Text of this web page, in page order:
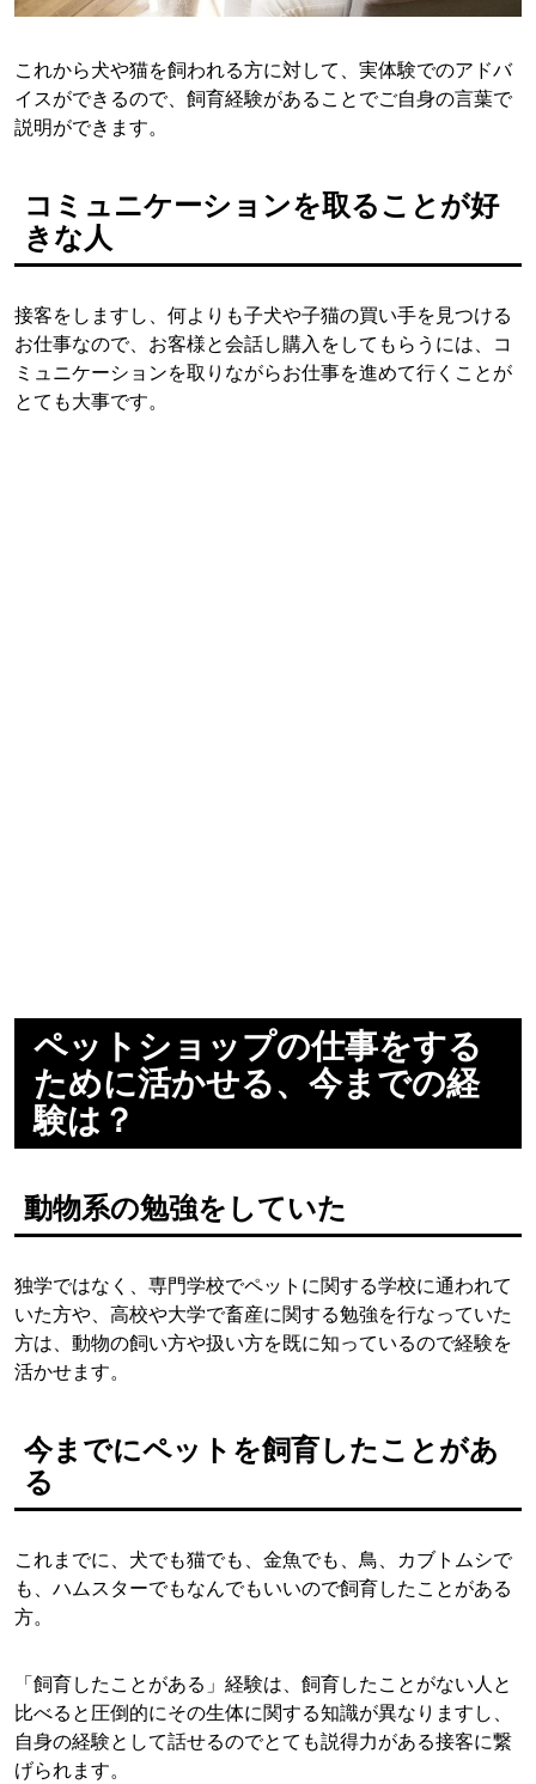
これから犬や猫を飼われる方に対して、実体験でのアドバ
イスができるので、飼育経験があることでご自身の言葉で
説明ができます。
コミュニケーションを取ることが好
きな人
接客をしますし、何よりも子犬や子猫の買い手を見つける
お仕事なので、お客様と会話し購入をしてもらうには、コ
ミュニケーションを取りながらお仕事を進めて行くことが
とても大事です。
ペットショップの仕事をする
ために活かせる、今までの経
験は？
動物系の勉強をしていた
独学ではなく、専門学校でペットに関する学校に通われて
いた方や、高校や大学で畜産に関する勉強を行なっていた
方は、動物の飼い方や扱い方を既に知っているので経験を
活かせます。
今までにペットを飼育したことがあ
る
これまでに、犬でも猫でも、金魚でも、鳥、カブトムシで
も、ハムスターでもなんでもいいので飼育したことがある
方。
「飼育したことがある」経験は、飼育したことがない人と
比べると圧倒的にその生体に関する知識が異なりますし、
自身の経験として話せるのでとても説得力がある接客に繋
げられます。